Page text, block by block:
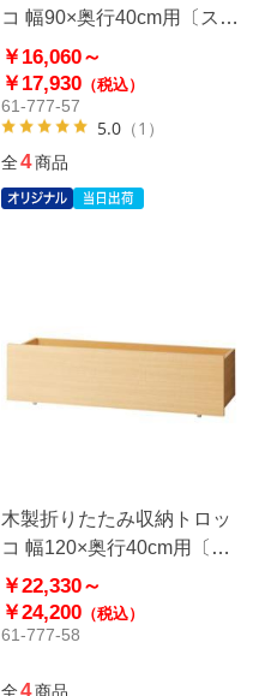
コ 幅90×奥行40cm用〔スト
エキオリジナル〕
￥16,060～
￥17,930（税込）
61-777-57
5.0（1）
全4商品
木製折りたたみ収納トロッ
コ 幅120×奥行40cm用〔ス
トエキオリジナル〕
￥22,330～
￥24,200（税込）
61-777-58
全4商品